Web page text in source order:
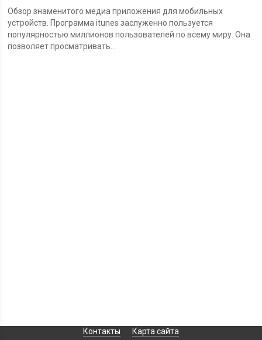
Обзор знаменитого медиа приложения для мобильных
устройств. Программа itunes заслуженно пользуется
популярностью миллионов пользователей по всему миру. Она
позволяет просматривать...
Контакты Карта сайта